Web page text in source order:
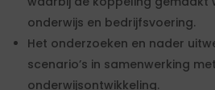
onderwijs en bedrijfsvoering.
Het onderzoeken en nader
scenario’s in samenwerking met
onderwijsontwikkeling.